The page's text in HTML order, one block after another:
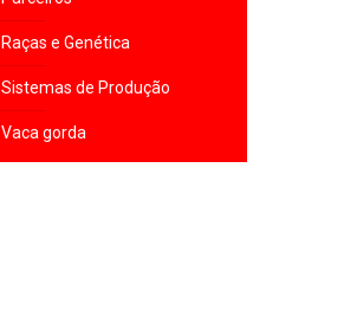
Raças e Genética
Sistemas de Produção
Vaca gorda